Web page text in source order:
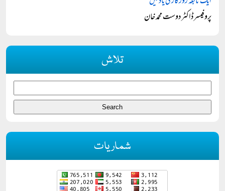
پروفیسر ڈاکٹر دوست محمد خان
تلاش
شماریات